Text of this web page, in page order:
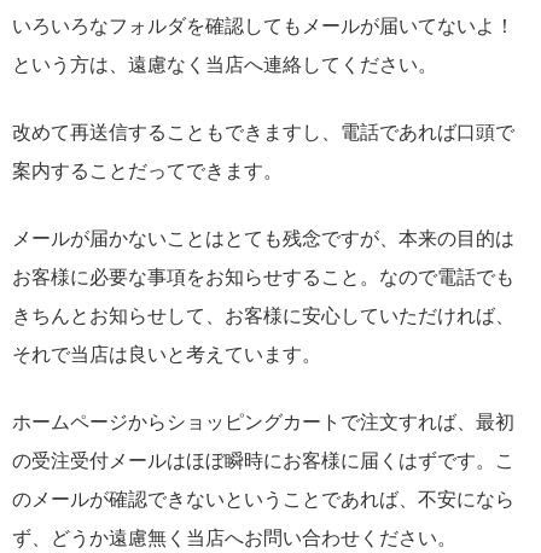
いろいろなフォルダを確認してもメールが届いてないよ！
という方は、遠慮なく当店へ連絡してください。
改めて再送信することもできますし、電話であれば口頭で
案内することだってできます。
メールが届かないことはとても残念ですが、本来の目的は
お客様に必要な事項をお知らせすること。なので電話でも
きちんとお知らせして、お客様に安心していただければ、
それで当店は良いと考えています。
ホームページからショッピングカートで注文すれば、最初
の受注受付メールはほぼ瞬時にお客様に届くはずです。こ
のメールが確認できないということであれば、不安になら
ず、どうか遠慮無く当店へお問い合わせください。